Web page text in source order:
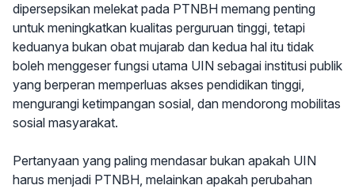
dipersepsikan melekat pada PTNBH memang penting
untuk meningkatkan kualitas perguruan tinggi, tetapi
keduanya bukan obat mujarab dan kedua hal itu tidak
boleh menggeser fungsi utama UIN sebagai institusi publik
yang berperan memperluas akses pendidikan tinggi,
mengurangi ketimpangan sosial, dan mendorong mobilitas
sosial masyarakat.
Pertanyaan yang paling mendasar bukan apakah UIN
harus menjadi PTNBH, melainkan apakah perubahan